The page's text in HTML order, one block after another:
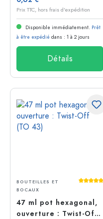
Prix TTC, hors frais d'expédition
Disponible immédiatement. Prêt
à être expédié dans : 1 à 2 jours
Détails
Note
BOUTEILLES ET
BOCAUX
47 ml pot hexagonal,
ouverture : Twist-Off